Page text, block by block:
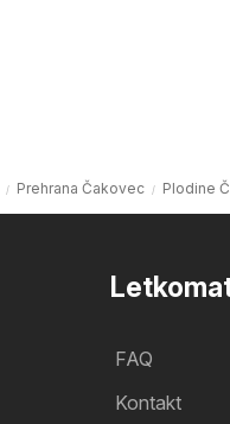
Prehrana Čakovec Plodine
FAQ
Kontakt